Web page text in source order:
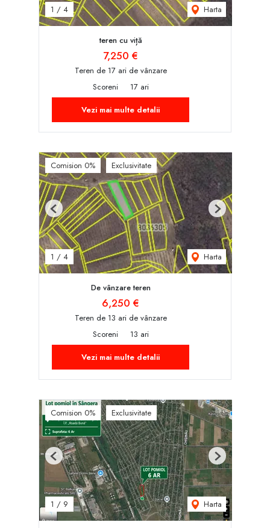
1 / 4 Harta
teren cu viță
7,250 €
Teren de 17 ari de vânzare
Scoreni
17 ari
Vezi mai multe detalii
Comision 0% Exclusivitate
1 / 4 Harta
Previous Next
De vânzare teren
6,250 €
Teren de 13 ari de vânzare
Scoreni
13 ari
Vezi mai multe detalii
Comision 0% Exclusivitate
1 / 9 Harta
Previous Next